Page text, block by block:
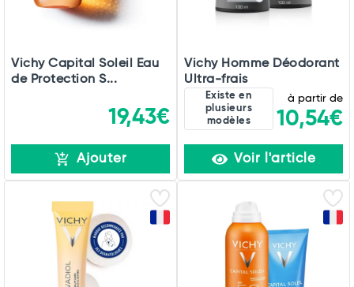
Vichy Capital Soleil Eau
de Protection S...
19,43€
Ajouter
Vichy Homme Déodorant
Ultra-frais
Existe en
plusieurs
modèles
à partir de
10,54€
Voir l'article